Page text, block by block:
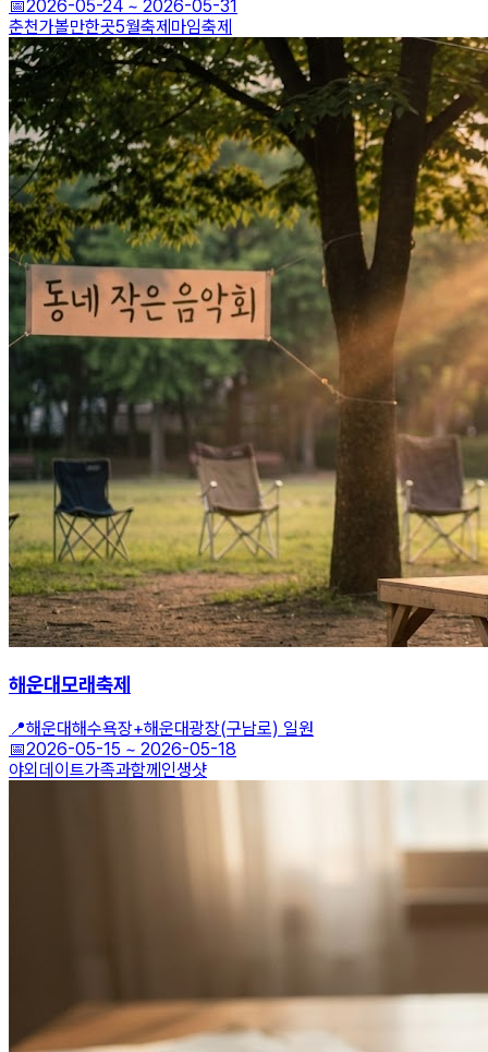
📅2026-05-24 ~ 2026-05-31
춘천가볼만한곳5월축제마임축제
해운대모래축제
📍해운대해수욕장+해운대광장(구남로) 일원
📅2026-05-15 ~ 2026-05-18
야외데이트가족과함께인생샷